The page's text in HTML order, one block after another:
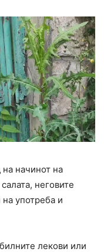
на начинот на
неговите
употреба и
лекови или